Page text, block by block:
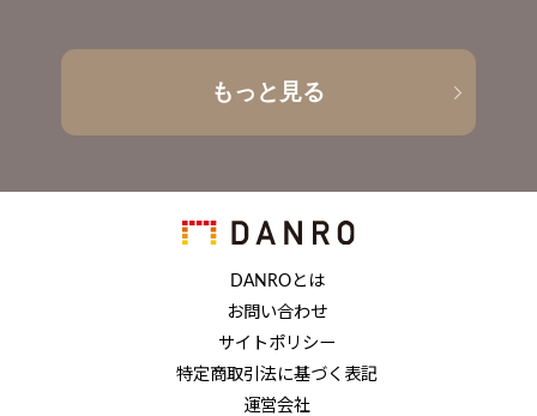
もっと見る
DANROとは
お問い合わせ
サイトポリシー
特定商取引法に基づく表記
運営会社